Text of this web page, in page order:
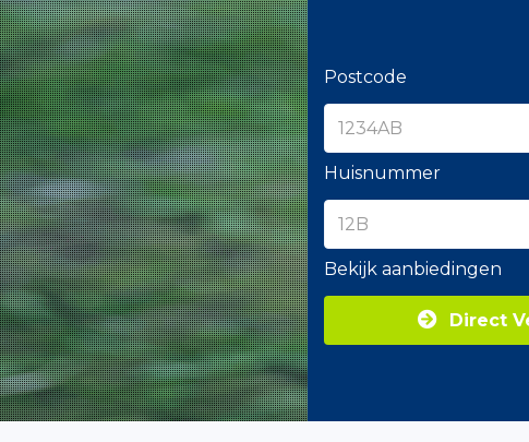
Postcode
Huisnummer
Bekijk aanbiedingen
Direct